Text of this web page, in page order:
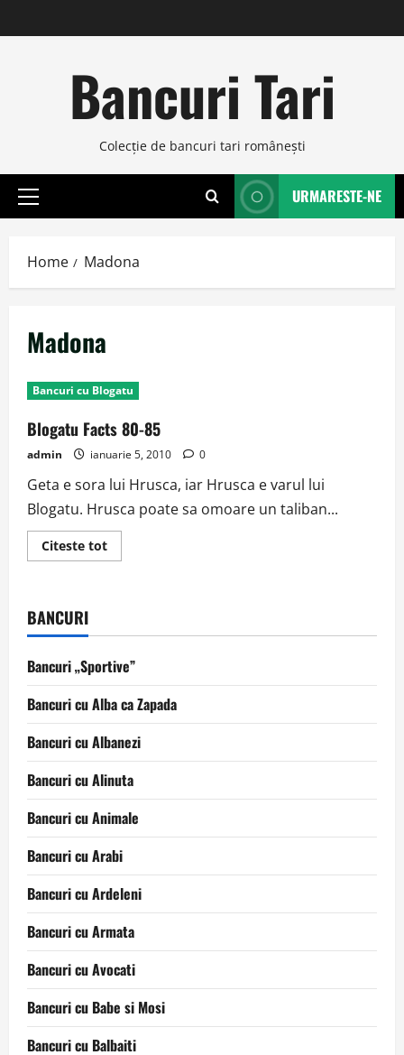
to
Bancuri Tari
Colecţie de bancuri tari româneşti
Primary
URMARESTE-NE
Home Madona
Madona
Bancuri cu Blogatu
Blogatu Facts 80-85
admin ianuarie 5, 2010 0
Geta e sora lui Hrusca, iar Hrusca e varul lui
Blogatu. Hrusca poate sa omoare un taliban...
Citeste totRead
more
BANCURI
Bancuri „Sportive”
Bancuri cu Alba ca Zapada
Bancuri cu Albanezi
Bancuri cu Alinuta
Bancuri cu Animale
Bancuri cu Arabi
Bancuri cu Ardeleni
Bancuri cu Armata
Bancuri cu Avocati
Bancuri cu Babe si Mosi
Bancuri cu Balbaiti